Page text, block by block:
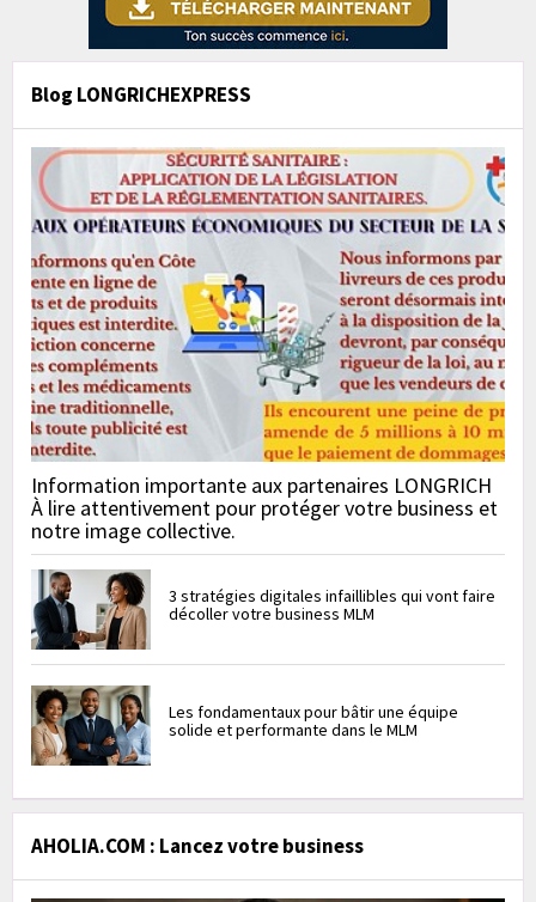
Blog LONGRICHEXPRESS
Information importante aux partenaires LONGRICH
À lire attentivement pour protéger votre business et
notre image collective.
3 stratégies digitales infaillibles qui vont faire
décoller votre business MLM
Les fondamentaux pour bâtir une équipe
solide et performante dans le MLM
AHOLIA.COM : Lancez votre business